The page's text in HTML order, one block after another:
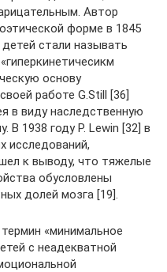
Автор
форме в 1845
стали называть
основу
работе G.Still [36]
в виду наследственную
В 1938 году P. Lewin [32] в
исследований,
к выводу, что тяжелые
обусловлены
долей мозга [19].
«минимальное
с неадекватной